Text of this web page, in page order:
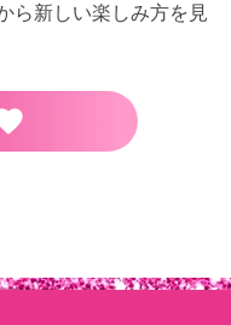
ら新しい楽しみ方を見